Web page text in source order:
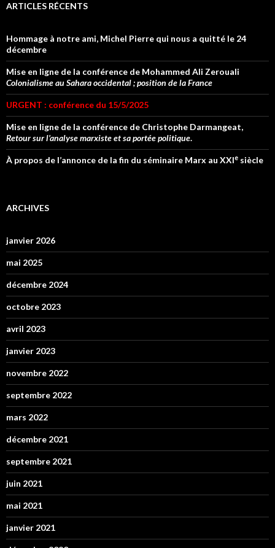
ARTICLES RÉCENTS
Hommage à notre ami, Michel Pierre qui nous a quitté le 24
décembre
Mise en ligne de la conférence de Mohammed Ali Zerouali
Colonialisme au Sahara occidental ; position de la France
URGENT : conférence du 15/5/2025
Mise en ligne de la conférence de Christophe Darmangeat,
Retour sur l’analyse marxiste et sa portée politique.
À propos de l’annonce de la fin du séminaire Marx au XXIe siècle
ARCHIVES
janvier 2026
mai 2025
décembre 2024
octobre 2023
avril 2023
janvier 2023
novembre 2022
septembre 2022
mars 2022
décembre 2021
septembre 2021
juin 2021
mai 2021
janvier 2021